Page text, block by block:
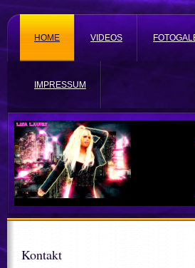
HOME VIDEOS
IMPRESSUM
Kontakt